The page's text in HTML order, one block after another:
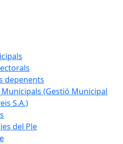
depenents
Municipals (Gestió Municipal
S.A.)
del Ple